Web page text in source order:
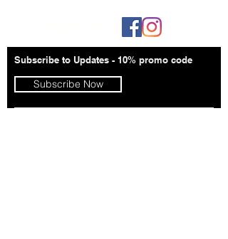
Subscribe to Updates - 10% promo code
Subscribe Now